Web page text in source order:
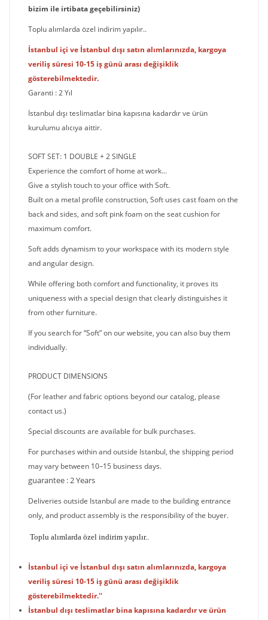
bizim ile irtibata geçebilirsiniz)
Toplu alımlarda özel indirim yapılır..
İstanbul içi ve İstanbul dışı satın alımlarınızda, kargoya
veriliş süresi 10-15 iş günü arası değişiklik
gösterebilmektedir.
Garanti : 2 Yıl
İstanbul dışı teslimatlar bina kapısına kadardır ve ürün
kurulumu alıcıya aittir.
SOFT SET: 1 DOUBLE + 2 SINGLE
Experience the comfort of home at work...
Give a stylish touch to your office with Soft.
Built on a metal profile construction, Soft uses cast foam on the
back and sides, and soft pink foam on the seat cushion for
maximum comfort.
Soft adds dynamism to your workspace with its modern style
and angular design.
While offering both comfort and functionality, it proves its
uniqueness with a special design that clearly distinguishes it
from other furniture.
If you search for “Soft” on our website, you can also buy them
individually.
PRODUCT DIMENSIONS
(For leather and fabric options beyond our catalog, please
contact us.)
Special discounts are available for bulk purchases.
For purchases within and outside Istanbul, the shipping period
may vary between 10–15 business days.
guarantee : 2 Years
Deliveries outside Istanbul are made to the building entrance
only, and product assembly is the responsibility of the buyer.
Toplu alımlarda özel indirim yapılır..
İstanbul içi ve İstanbul dışı satın alımlarınızda, kargoya
veriliş süresi 10-15 iş günü arası değişiklik
gösterebilmektedir.''
İstanbul dışı teslimatlar bina kapısına kadardır ve ürün